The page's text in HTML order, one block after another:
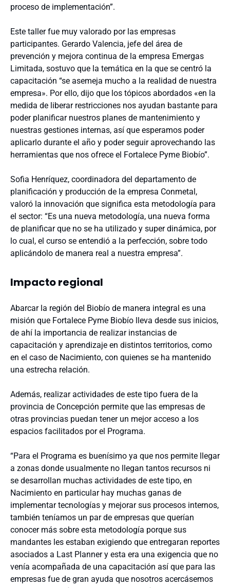
proceso de implementación”.
Este taller fue muy valorado por las empresas
participantes. Gerardo Valencia, jefe del área de
prevención y mejora continua de la empresa Emergas
Limitada, sostuvo que la temática en la que se centró la
capacitación “se asemeja mucho a la realidad de nuestra
empresa». Por ello, dijo que los tópicos abordados «en la
medida de liberar restricciones nos ayudan bastante para
poder planificar nuestros planes de mantenimiento y
nuestras gestiones internas, así que esperamos poder
aplicarlo durante el año y poder seguir aprovechando las
herramientas que nos ofrece el Fortalece Pyme Biobío”.
Sofia Henríquez, coordinadora del departamento de
planificación y producción de la empresa Conmetal,
valoró la innovación que significa esta metodología para
el sector: “Es una nueva metodología, una nueva forma
de planificar que no se ha utilizado y super dinámica, por
lo cual, el curso se entendió a la perfección, sobre todo
aplicándolo de manera real a nuestra empresa”.
Impacto regional
Abarcar la región del Biobío de manera integral es una
misión que Fortalece Pyme Biobío lleva desde sus inicios,
de ahí la importancia de realizar instancias de
capacitación y aprendizaje en distintos territorios, como
en el caso de Nacimiento, con quienes se ha mantenido
una estrecha relación.
Además, realizar actividades de este tipo fuera de la
provincia de Concepción permite que las empresas de
otras provincias puedan tener un mejor acceso a los
espacios facilitados por el Programa.
“Para el Programa es buenísimo ya que nos permite llegar
a zonas donde usualmente no llegan tantos recursos ni
se desarrollan muchas actividades de este tipo, en
Nacimiento en particular hay muchas ganas de
implementar tecnologías y mejorar sus procesos internos,
también teníamos un par de empresas que querían
conocer más sobre esta metodología porque sus
mandantes les estaban exigiendo que entregaran reportes
asociados a Last Planner y esta era una exigencia que no
venía acompañada de una capacitación así que para las
empresas fue de gran ayuda que nosotros acercásemos